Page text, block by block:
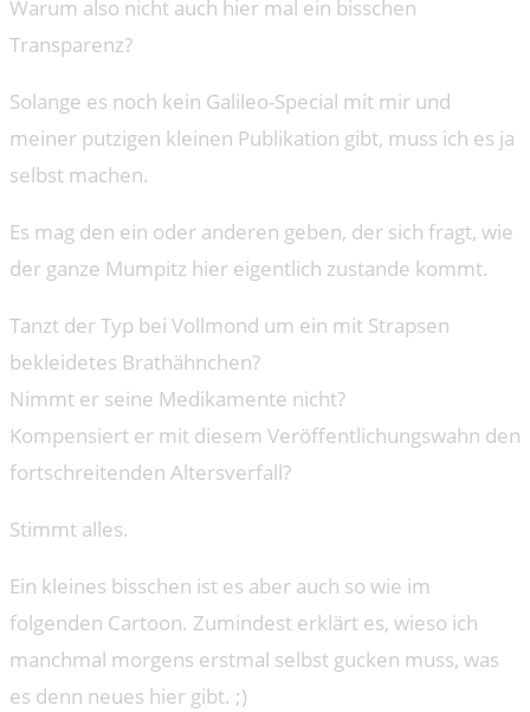
Warum also nicht auch hier mal ein bisschen
Transparenz?
Solange es noch kein Galileo-Special mit mir und
meiner putzigen kleinen Publikation gibt, muss ich es ja
selbst machen.
Es mag den ein oder anderen geben, der sich fragt, wie
der ganze Mumpitz hier eigentlich zustande kommt.
Tanzt der Typ bei Vollmond um ein mit Strapsen
bekleidetes Brathähnchen?
Nimmt er seine Medikamente nicht?
Kompensiert er mit diesem Veröffentlichungswahn den
fortschreitenden Altersverfall?
Stimmt alles.
Ein kleines bisschen ist es aber auch so wie im
folgenden Cartoon. Zumindest erklärt es, wieso ich
manchmal morgens erstmal selbst gucken muss, was
es denn neues hier gibt. ;)